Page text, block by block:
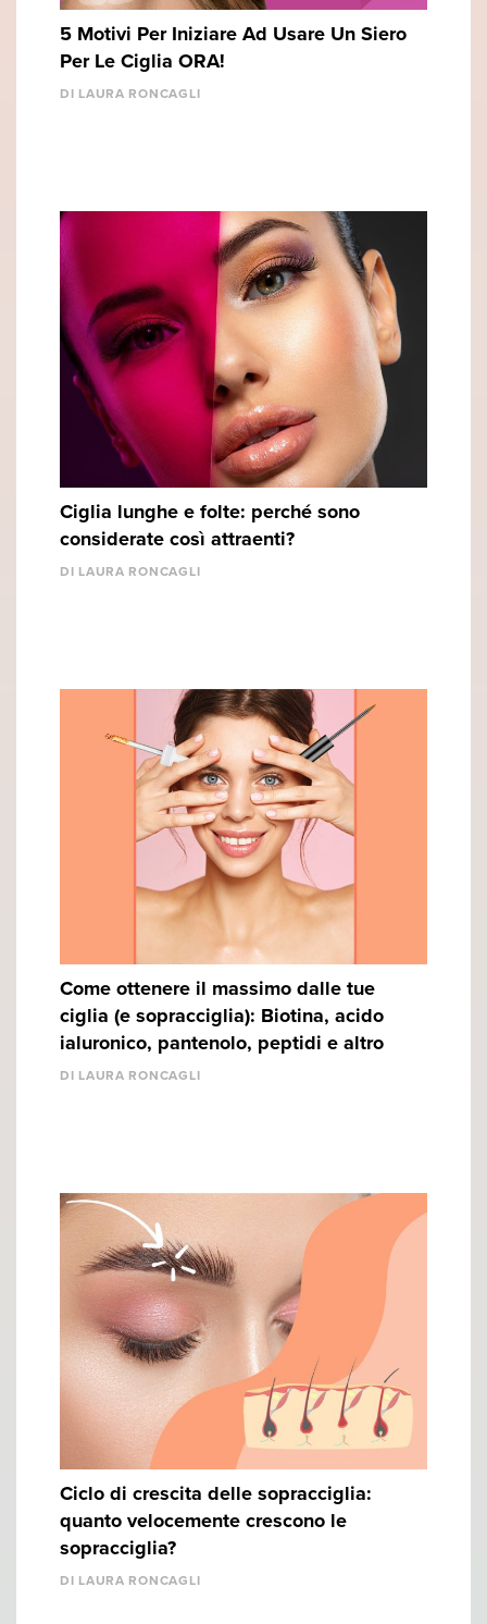
5 Motivi Per Iniziare Ad Usare Un Siero
Per Le Ciglia ORA!
DI LAURA RONCAGLI
Ciglia lunghe e folte: perché sono
considerate così attraenti?
DI LAURA RONCAGLI
Come ottenere il massimo dalle tue
ciglia (e sopracciglia): Biotina, acido
ialuronico, pantenolo, peptidi e altro
DI LAURA RONCAGLI
Ciclo di crescita delle sopracciglia:
quanto velocemente crescono le
sopracciglia?
DI LAURA RONCAGLI